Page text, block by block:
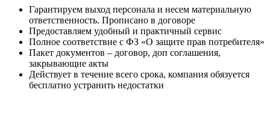
Гарантируем выход персонала и несем материальную
ответственность. Прописано в договоре
Предоставляем удобный и практичный сервис
Полное соответствие с ФЗ «О защите прав потребителя»
Пакет документов – договор, доп соглашения,
закрывающие акты
Действует в течение всего срока, компания обязуется
бесплатно устранить недостатки